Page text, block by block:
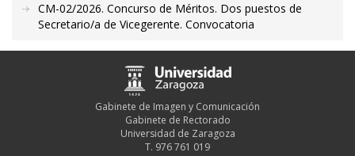
CM-02/2026. Concurso de Méritos. Dos puestos de
Secretario/a de Vicegerente. Convocatoria
Gabinete de Imagen y Comunicación
Gabinete de Rectorado
Universidad de Zaragoza
T. 976 761 019